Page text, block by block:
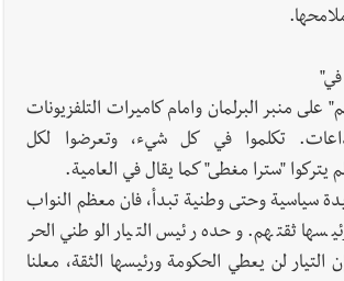
على منبر البرلمان وامام كاميرات التلفزيونات
تكلموا في كل شيء، وتعرضوا لكل
يتركوا "سترا مغطى" كما يقال في العامية.
سياسية وحتى وطنية تبدأ، فان معظم النواب
ثقتهم. وحده رئيس التيار الوطني الحر
التيار لن يعطي الحكومة ورئيسها الثقة، معلنا